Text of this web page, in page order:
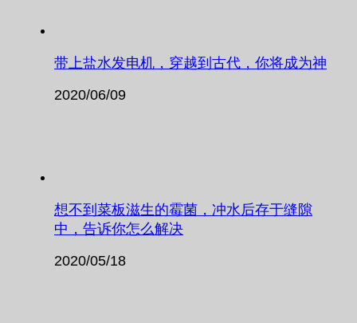
带上盐水发电机，穿越到古代，你将成为神
2020/06/09
想不到菜板滋生的霉菌，冲水后存于缝隙
中，告诉你怎么解决
2020/05/18